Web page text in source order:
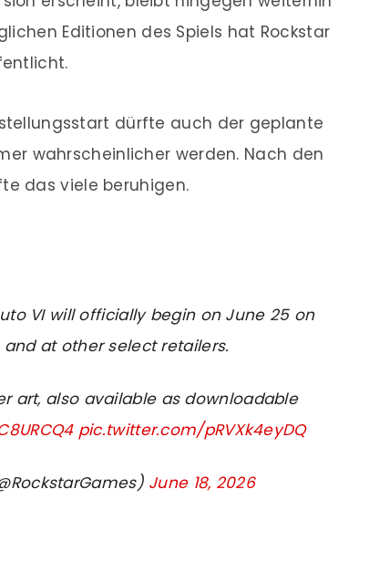
Editionen des Spiels hat Rockstar
dürfte auch der geplante
wahrscheinlicher werden. Nach den
das viele beruhigen.
VI will officially begin on June 25 on
at other select retailers.
art, also available as downloadable
pic.twitter.com/pRVXk4eyDQ
June 18, 2026